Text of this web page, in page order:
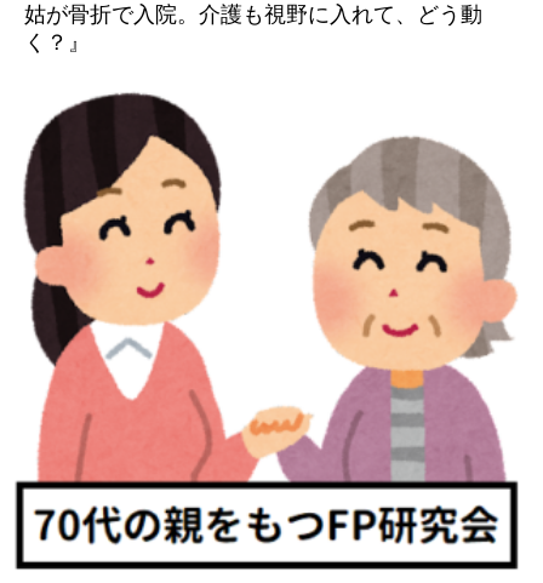
姑が骨折で入院。介護も視野に入れて、どう動
く？』